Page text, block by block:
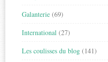
Galanterie (69)
International (27)
Les coulisses du blog (141)